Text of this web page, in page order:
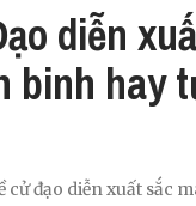
diễn
binh hay
cử đạo diễn xuất sắc